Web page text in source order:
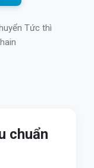
Tức thì
chuẩn